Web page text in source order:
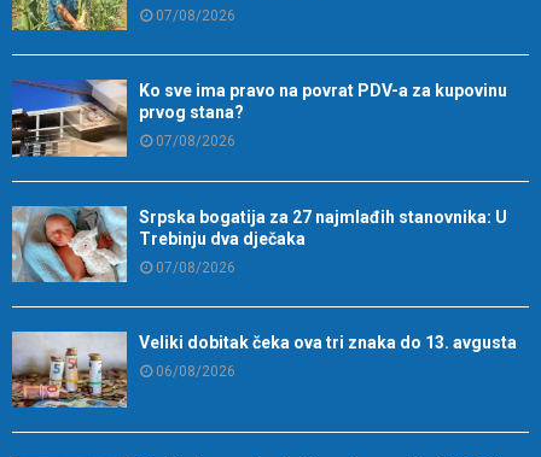
07/08/2026
Ko sve ima pravo na povrat PDV-a za kupovinu
prvog stana?
07/08/2026
Srpska bogatija za 27 najmlađih stanovnika: U
Trebinju dva dječaka
07/08/2026
Veliki dobitak čeka ova tri znaka do 13. avgusta
06/08/2026